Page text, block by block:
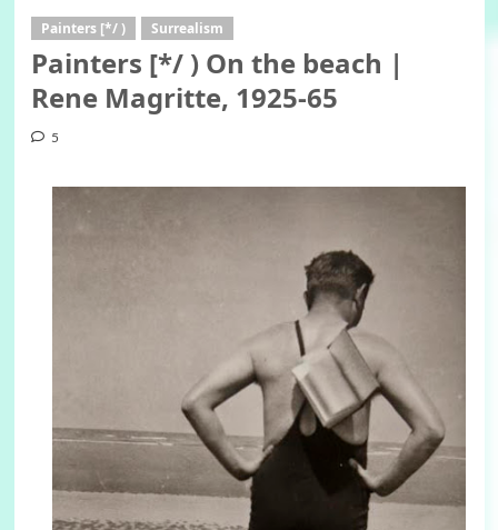
Painters [*/ ) Surrealism
Painters [*/ ) On the beach |
Rene Magritte, 1925-65
5